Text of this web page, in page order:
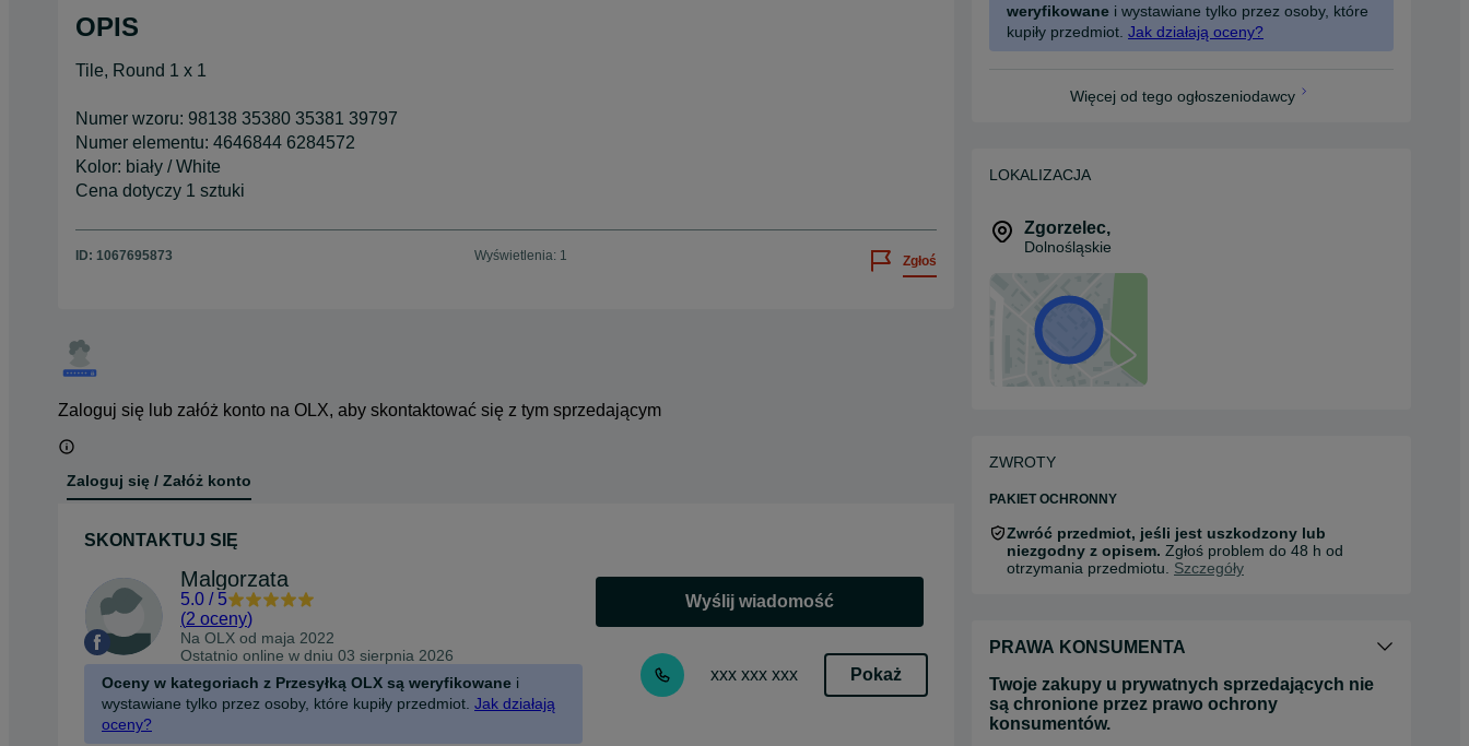
OPIS
Tile, Round 1 x 1
Numer wzoru: 98138 35380 35381 39797
Numer elementu: 4646844 6284572
Kolor: biały / White
Cena dotyczy 1 sztuki
ID: 1067695873 Wyświetlenia: 1 Zgłoś
Zaloguj się lub załóż konto na OLX, aby skontaktować się z tym sprzedającym
Zaloguj się / Załóż konto
SKONTAKTUJ SIĘ
Malgorzata
5.0 / 5
(2 oceny)
Na OLX od maja 2022
Ostatnio online w dniu 03 sierpnia 2026
Oceny w kategoriach z Przesyłką OLX są weryfikowane i
wystawiane tylko przez osoby, które kupiły przedmiot. Jak działają
oceny?
Wyślij wiadomość
xxx xxx xxx Pokaż
weryfikowane i wystawiane tylko przez osoby, które
kupiły przedmiot. Jak działają oceny?
Więcej od tego ogłoszeniodawcy
LOKALIZACJA
Zgorzelec,
Dolnośląskie
ZWROTY
PAKIET OCHRONNY
Zwróć przedmiot, jeśli jest uszkodzony lub
niezgodny z opisem. Zgłoś problem do 48 h od
otrzymania przedmiotu. Szczegóły
PRAWA KONSUMENTA
Twoje zakupy u prywatnych sprzedających nie
są chronione przez prawo ochrony
konsumentów.